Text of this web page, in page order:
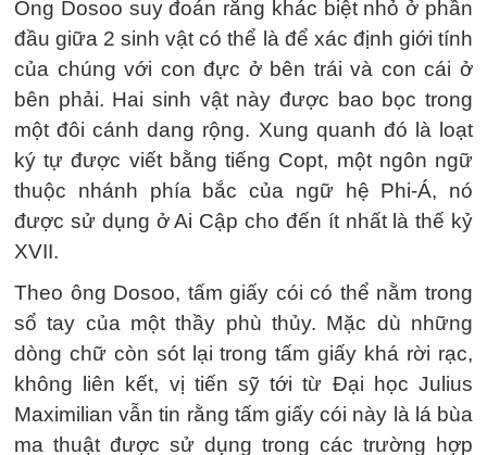
Ông Dosoo suy đoán rằng khác biệt nhỏ ở phần
đầu giữa 2 sinh vật có thể là để xác định giới tính
của chúng với con đực ở bên trái và con cái ở
bên phải. Hai sinh vật này được bao bọc trong
một đôi cánh dang rộng. Xung quanh đó là loạt
ký tự được viết bằng tiếng Copt, một ngôn ngữ
thuộc nhánh phía bắc của ngữ hệ Phi-Á, nó
được sử dụng ở Ai Cập cho đến ít nhất là thế kỷ
XVII.
Theo ông Dosoo, tấm giấy cói có thể nằm trong
sổ tay của một thầy phù thủy. Mặc dù những
dòng chữ còn sót lại trong tấm giấy khá rời rạc,
không liên kết, vị tiến sỹ tới từ Đại học Julius
Maximilian vẫn tin rằng tấm giấy cói này là lá bùa
ma thuật được sử dụng trong các trường hợp